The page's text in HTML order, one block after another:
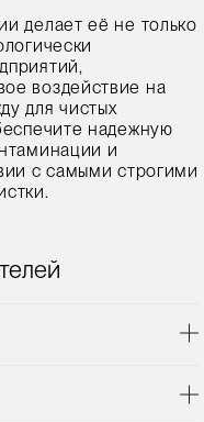
делает её не только
воздействие на
для чистых
надежную
и
с самыми строгими